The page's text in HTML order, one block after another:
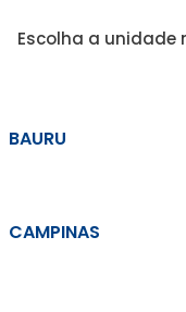
Escolha a unidade
BAURU
CAMPINAS